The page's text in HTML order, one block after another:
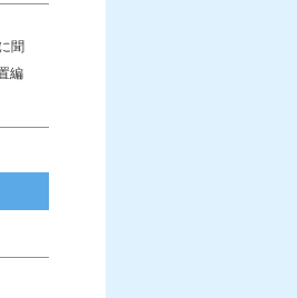
聞
編